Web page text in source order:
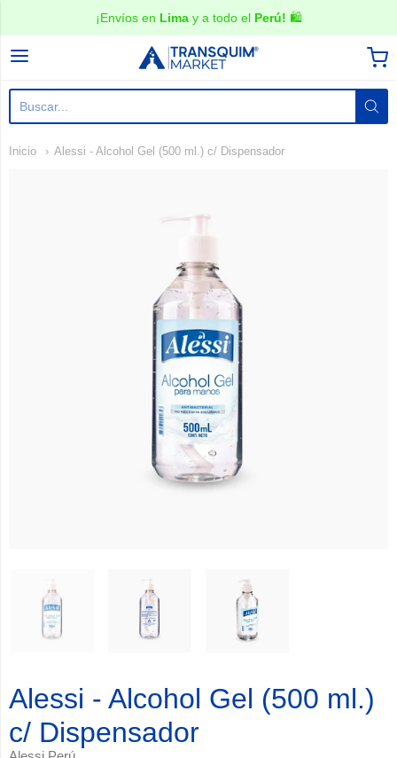
¡Envíos en Limay a todo el Perú! 🛍️
TRANSQUIM Market
Inicio Alessi - Alcohol Gel (500 ml.) c/ Dispensador
Alessi - Alcohol Gel (500 ml.)
c/ Dispensador